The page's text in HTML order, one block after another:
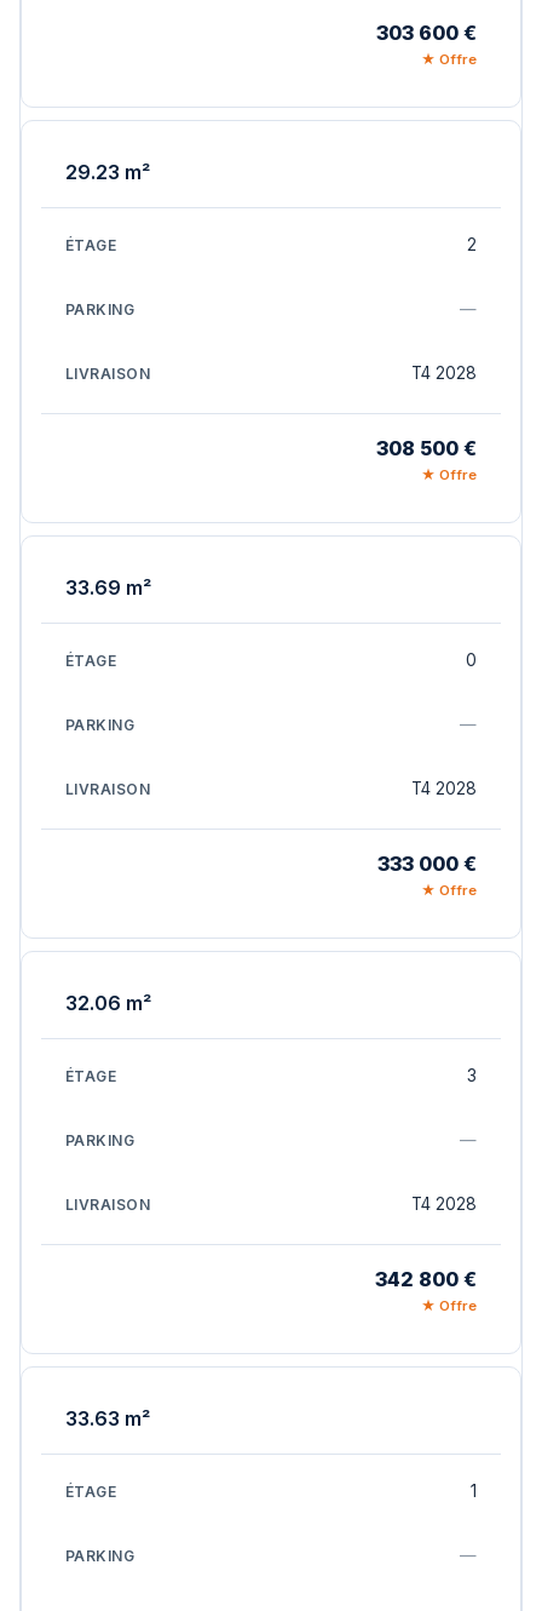
303 600 €
★ Offre
29.23 m²
2
—
T4 2028
308 500 €
★ Offre
33.69 m²
0
—
T4 2028
333 000 €
★ Offre
32.06 m²
3
—
T4 2028
342 800 €
★ Offre
33.63 m²
1
—